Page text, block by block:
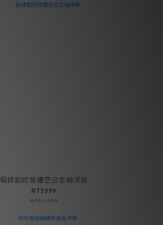
假排釦挖背鏤空公主袖洋裝
NT$990
NT$1,290